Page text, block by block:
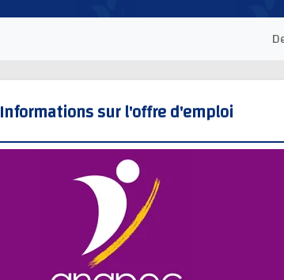
Informations sur l'offre d'emploi